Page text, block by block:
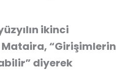
ikinci
Mataira, “Girişimlerin
diyerek